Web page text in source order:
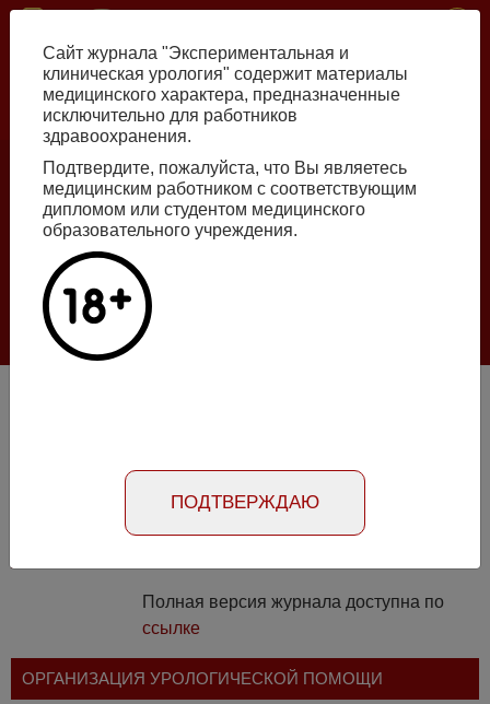
Перейти
основному
содержанию
Номер №2, 2026
Галлюцинации больших языковых моделей
в клинической урологии
DOI: 10.29188/2222-8543
Полная версия журнала доступна по
ссылке
ОРГАНИЗАЦИЯ УРОЛОГИЧЕСКОЙ ПОМОЩИ
Сайт журнала "Экспериментальная и
клиническая урология" содержит материалы
медицинского характера, предназначенные
исключительно для работников
здравоохранения.
Подтвердите, пожалуйста, что Вы являетесь
медицинским работником с соответствующим
дипломом или студентом медицинского
образовательного учреждения.
ПОДТВЕРЖДАЮ